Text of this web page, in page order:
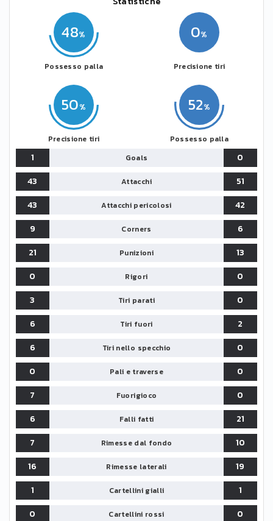
48
Possesso palla
50
Precisione tiri
52
Possesso palla
0
Precisione tiri
1 Goals
0
43
Attacchi
51
43
Attacchi pericolosi
42
9
Corners
6
21
Punizioni
13
0
Rigori
0
3
Tiri parati
0
6
Tiri fuori
2
6
Tiri nello specchio
0
0
Pali e traverse
0
7
Fuorigioco
0
6
Falli fatti
21
7
Rimesse dal fondo
10
16
Rimesse laterali
19
1
Cartellini gialli
1
0
Cartellini rossi
0